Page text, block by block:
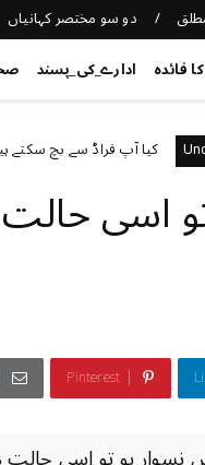
دو سو مختصر کہانیاں
فائدہ ادارے_کی_پسند
آپ فراڈ سے بچ سکتے ہیں؟
اسی
Pinterest